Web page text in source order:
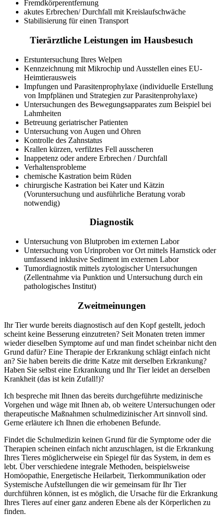
Fremdkörperentfernung
akutes Erbrechen/ Durchfall mit Kreislaufschwäche
Stabilisierung für einen Transport
Tierärztliche Leistungen im Hausbesuch
Erstuntersuchung Ihres Welpen
Kennzeichnung mit Mikrochip und Ausstellen eines EU-
Heimtierausweis
Impfungen und Parasitenprophylaxe (individuelle Erstellung
von Impfplänen und Strategien zur Parasitenprohylaxe)
Untersuchungen des Bewegungsapparates zum Beispiel bei
Lahmheiten
Betreuung geriatrischer Patienten
Untersuchung von Augen und Ohren
Kontrolle des Zahnstatus
Krallen kürzen, verfilztes Fell ausscheren
Inappetenz oder andere Erbrechen / Durchfall
Verhaltensprobleme
chemische Kastration beim Rüden
chirurgische Kastration bei Kater und Kätzin
(Voruntersuchung und ausführliche Beratung vorab
notwendig)
Diagnostik
Untersuchung von Blutproben im externen Labor
Untersuchung von Urinproben vor Ort mittels Harnstick oder
umfassend inklusive Sediment im externen Labor
Tumordiagnostik mittels zytologischer Untersuchungen
(Zellentnahme via Punktion und Untersuchung durch ein
pathologisches Institut)
Zweitmeinungen
Ihr Tier wurde bereits diagnostisch auf den Kopf gestellt, jedoch
scheint keine Besserung einzutreten? Seit Monaten treten immer
wieder dieselben Symptome auf und man findet scheinbar nicht den
Grund dafür? Eine Therapie der Erkrankung schlägt einfach nicht
an? Sie haben bereits die dritte Katze mit derselben Erkrankung?
Haben Sie selbst eine Erkrankung und Ihr Tier leidet an derselben
Krankheit (das ist kein Zufall!)?
Ich bespreche mit Ihnen das bereits durchgeführte medizinische
Vorgehen und wäge mit Ihnen ab, ob weitere Untersuchungen oder
therapeutische Maßnahmen schulmedizinischer Art sinnvoll sind.
Gerne erläutere ich Ihnen die erhobenen Befunde.
Findet die Schulmedizin keinen Grund für die Symptome oder die
Therapien scheinen einfach nicht anzuschlagen, ist die Erkrankung
Ihres Tieres möglicherweise ein Spiegel für das System, in dem es
lebt. Über verschiedene integrale Methoden, beispielsweise
Homöopathie, Energetische Heilarbeit, Tierkommunikation oder
Systemische Aufstellungen die wir gemeinsam für Ihr Tier
durchführen können, ist es möglich, die Ursache für die Erkrankung
Ihres Tieres auf einer ganz anderen Ebene als der Körperlichen zu
finden.